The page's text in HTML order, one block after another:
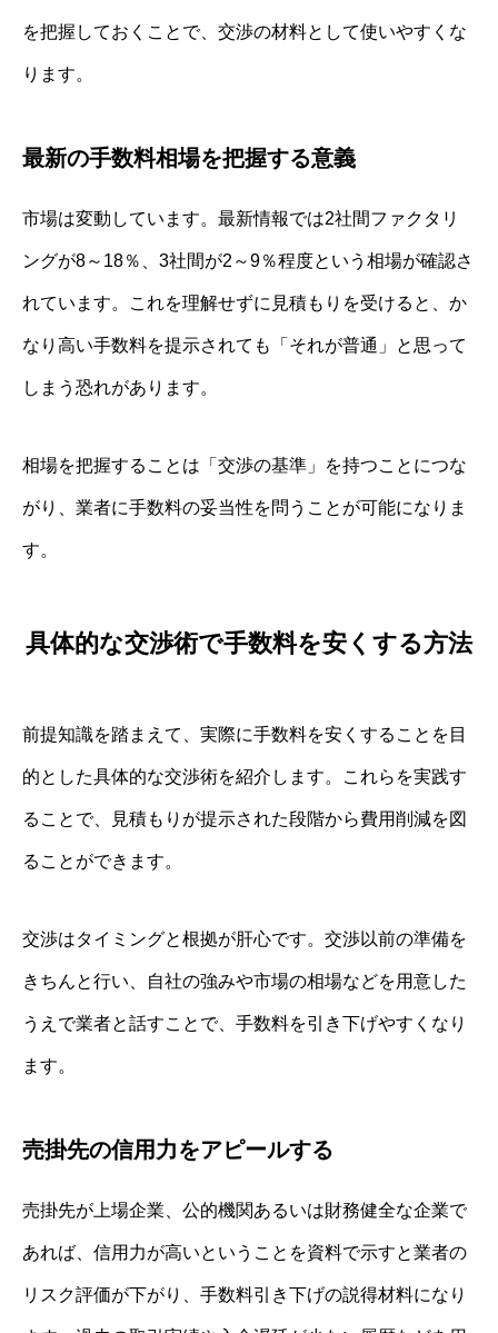
を把握しておくことで、交渉の材料として使いやすくな
ります。
最新の手数料相場を把握する意義
市場は変動しています。最新情報では2社間ファクタリ
ングが8～18％、3社間が2～9％程度という相場が確認さ
れています。これを理解せずに見積もりを受けると、か
なり高い手数料を提示されても「それが普通」と思って
しまう恐れがあります。
相場を把握することは「交渉の基準」を持つことにつな
がり、業者に手数料の妥当性を問うことが可能になりま
す。
具体的な交渉術で手数料を安くする方法
前提知識を踏まえて、実際に手数料を安くすることを目
的とした具体的な交渉術を紹介します。これらを実践す
ることで、見積もりが提示された段階から費用削減を図
ることができます。
交渉はタイミングと根拠が肝心です。交渉以前の準備を
きちんと行い、自社の強みや市場の相場などを用意した
うえで業者と話すことで、手数料を引き下げやすくなり
ます。
売掛先の信用力をアピールする
売掛先が上場企業、公的機関あるいは財務健全な企業で
あれば、信用力が高いということを資料で示すと業者の
リスク評価が下がり、手数料引き下げの説得材料になり